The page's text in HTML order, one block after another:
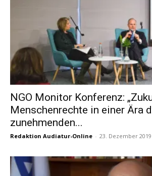
NGO Monitor Konferenz:
Menschenrechte in einer Ära
zunehmenden...
Redaktion Audiatur-Online - 23. Dezember 2019